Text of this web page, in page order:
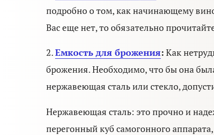
подробно о том, как начинающему
Вас еще нет, то обязательно
2.Емкость для брожения: Как
брожения. Необходимо, что бы она
нержавеющая сталь или стекло,
Нержавеющая сталь: это прочно и
перегонный куб самогонного